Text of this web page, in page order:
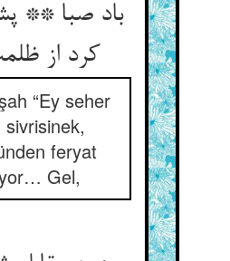
باد صبا **
کرد از
“Ey seher
sivrisinek,
feryat
Gel,